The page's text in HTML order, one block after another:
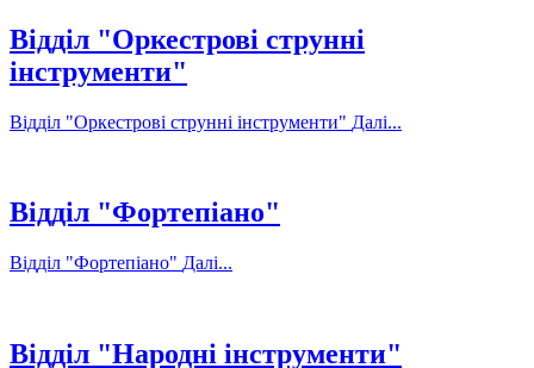
Відділ "Оркестрові струнні
інструменти"
Відділ "Оркестрові струнні інструменти" Далі...
Відділ "Фортепіано"
Відділ "Фортепіано" Далі...
Відділ "Народні інструменти"